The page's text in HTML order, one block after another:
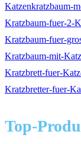
Katzenkratzbaum-
Kratzbaum-fuer-2-
Kratzbaum-fuer-
Kratzbaum-mit-
Kratzbrett-fuer-
Kratzbretter-fuer-
Top-